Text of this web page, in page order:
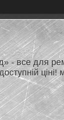
- все для
ціні!